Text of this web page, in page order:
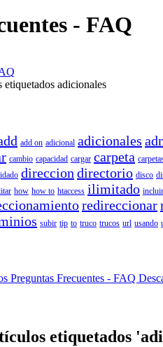
- FAQ
adicionales
add on adicional adicionales
cambio capacidad cargar carpeta
direccion directorio disco
how how to htaccess ilimitado incluir
redireccionar
subir tip to truco trucos url usando
Preguntas Frecuentes - FAQ
etiquetados